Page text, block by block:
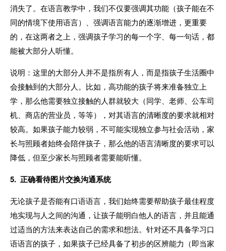
消失了。在语言教学中，我们不仅要强调其功能（孩子能在不
同的情境下使用语言）、强调语言能力的逐渐增进，更重要
的，在这两者之上，强调孩子学习的每一个字、每一句话，都
能被大部分人听懂。
说明：这里的大部分人并不是指所有人，而是指孩子生活圈中
会接触到的大部分人。比如，高功能的孩子将来准备独立上
学，那么他需要独立接触的人群就较大（同学、老师、公车司
机、商店的营业员，等等），对其语言的清晰度的要求就相对
较高。如果孩子能力较弱，不可能实现独立参与社会活动，家
长与照顾者始终会陪伴孩子，那么他的语言清晰度的要求可以
降低，但至少家长与照顾者需要能听懂。
5. 正确看待图片交换沟通系统
无论孩子是否能有口语语言，我们始终需要帮助孩子最佳程度
地实现与人之间的沟通，让孩子能明白他人的语言，并且能通
过适当的方法来表达自己的需求和想法。针对还不具备学习口
语语言的孩子，如果孩子已经具备了初步的区辨能力（即当家